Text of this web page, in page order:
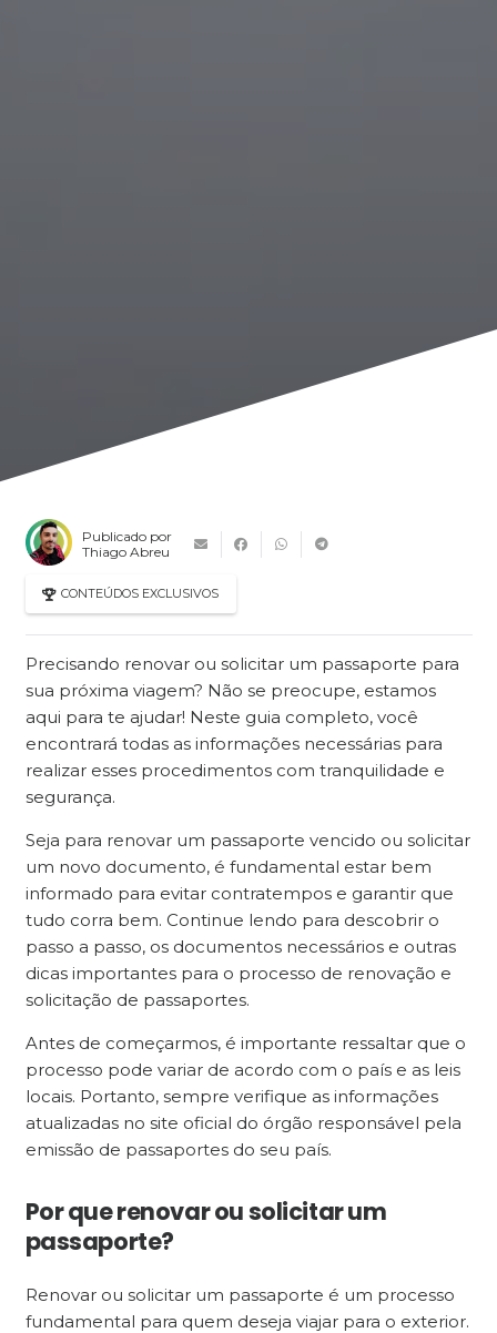
Publicado por
Thiago Abreu
CONTEÚDOS EXCLUSIVOS
Precisando renovar ou solicitar um passaporte para
sua próxima viagem? Não se preocupe, estamos
aqui para te ajudar! Neste guia completo, você
encontrará todas as informações necessárias para
realizar esses procedimentos com tranquilidade e
segurança.
Seja para renovar um passaporte vencido ou solicitar
um novo documento, é fundamental estar bem
informado para evitar contratempos e garantir que
tudo corra bem. Continue lendo para descobrir o
passo a passo, os documentos necessários e outras
dicas importantes para o processo de renovação e
solicitação de passaportes.
Antes de começarmos, é importante ressaltar que o
processo pode variar de acordo com o país e as leis
locais. Portanto, sempre verifique as informações
atualizadas no site oficial do órgão responsável pela
emissão de passaportes do seu país.
Por que renovar ou solicitar um
passaporte?
Renovar ou solicitar um passaporte é um processo
fundamental para quem deseja viajar para o exterior.